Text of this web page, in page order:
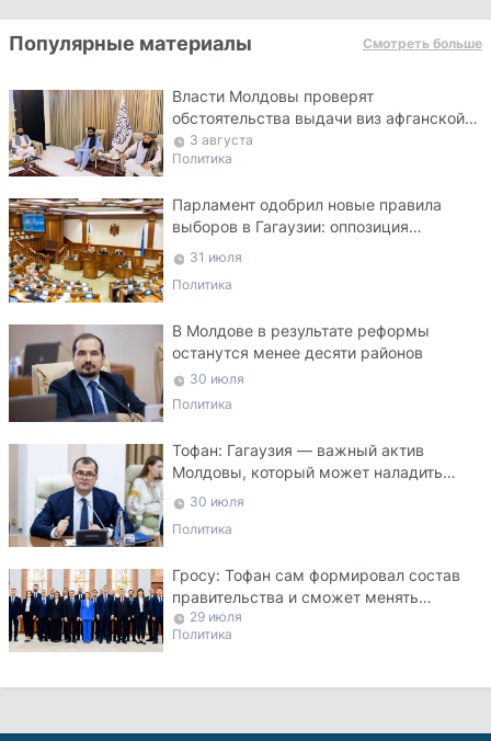
Популярные материалы Смотреть больше
Власти Молдовы проверят
обстоятельства выдачи виз афганской
делегации
3 августа
Политика
Парламент одобрил новые правила
выборов в Гагаузии: оппозиция
критикует законопроект
31 июля
Политика
В Молдове в результате реформы
останутся менее десяти районов
30 июля
Политика
Тофан: Гагаузия — важный актив
Молдовы, который может наладить
мосты с Турцией
30 июля
Политика
Гросу: Тофан сам формировал состав
правительства и сможет менять
министров
29 июля
Политика